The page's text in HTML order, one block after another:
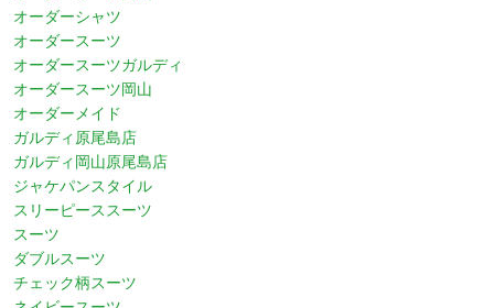
オーダーシャツ
オーダースーツ
オーダースーツガルディ
オーダースーツ岡山
オーダーメイド
ガルディ原尾島店
ガルディ岡山原尾島店
ジャケパンスタイル
スリーピーススーツ
スーツ
ダブルスーツ
チェック柄スーツ